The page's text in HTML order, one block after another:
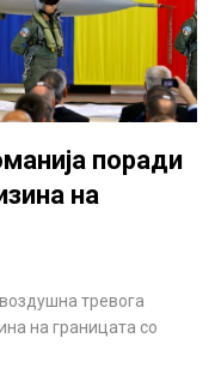
поради
на
тревога
на границата со